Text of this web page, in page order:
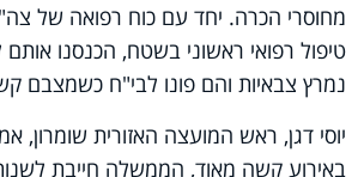
מחוסרי הכרה. יחד עם כוח רפואה של
טיפול רפואי ראשוני בשטח, הכנסנו אותם
נמרץ צבאיות והם פונו לבי"ח כשמצבם
יוסי דגן, ראש המועצה האזורית שומרון,
באירוע קשה מאוד, הממשלה חייבת